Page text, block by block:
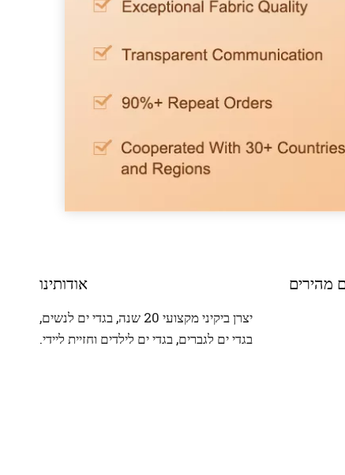
אודותינו
יצרן ביקיני מקצועי 20 שנה, בגדי ים לנשים,
בגדי ים לגברים, בגדי ים לילדים וחזיית ליידי.
מהירים